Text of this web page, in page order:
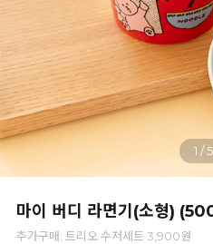
1 /5
마이 버디 라면기(소형)
추가구매: 트리오 수저세트 3,900원